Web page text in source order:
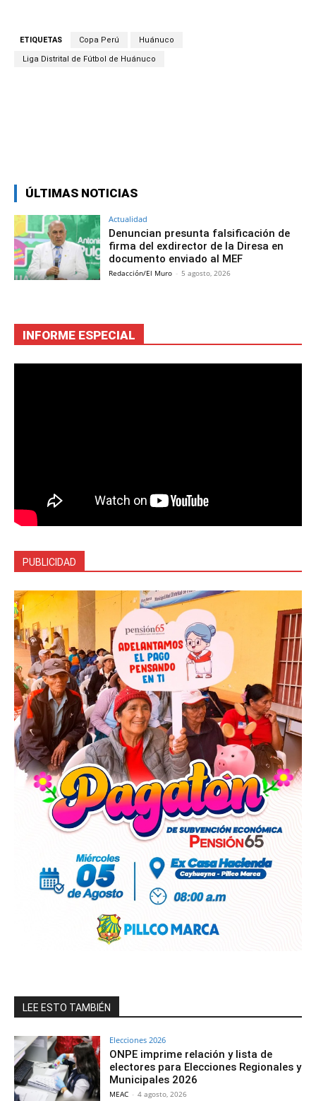
ETIQUETAS Copa Perú Huánuco
Liga Distrital de Fútbol de Huánuco
ÚLTIMAS NOTICIAS
Actualidad
Denuncian presunta falsificación de
firma del exdirector de la Diresa en
documento enviado al MEF
Redacción/El Muro - 5 agosto, 2026
INFORME ESPECIAL
PUBLICIDAD
LEE ESTO TAMBIÉN
Elecciones 2026
ONPE imprime relación y lista de
electores para Elecciones Regionales y
Municipales 2026
MEAC - 4 agosto, 2026